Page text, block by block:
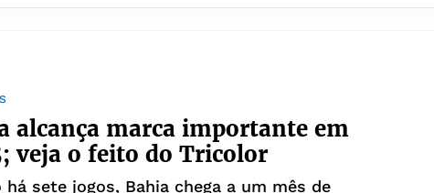
alcança marca importante em
veja o feito do Tricolor
há sete jogos, Bahia chega a um mês de